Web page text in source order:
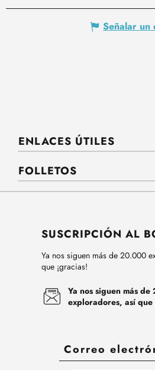
Señalar un
ENLACES ÚTILES
FOLLETOS
SUSCRIPCIÓN AL
Ya nos siguen más de 20.000
que ¡gracias!
Ya nos siguen más
exploradores, así que